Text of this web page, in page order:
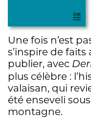
Une fois n’est
s’inspire de
publier, avec
plus célèbre :
valaisan, qui
été enseveli
montagne.